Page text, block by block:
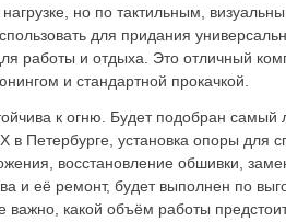
но по тактильным,
для придания
работы и отдыха. Это отличный
и стандартной прокачкой.
к огню. Будет подобран
в Петербурге, установка опоры для
восстановление обшивки,
и её ремонт, будет выполнен по
важно, какой объём работы